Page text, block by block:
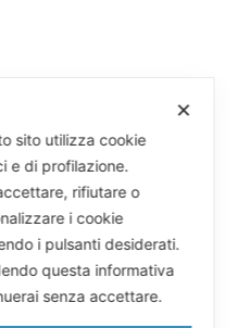
✕
sito utilizza cookie
e di profilazione.
rifiutare o
i cookie
i pulsanti desiderati.
questa informativa
senza accettare.